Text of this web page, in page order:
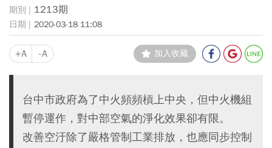
1213期
2020-03-18 11:08
+A -A 加入收藏
台中市政府為了中火頻頻槓上中央，但中火機組
暫停運作，對中部空氣的淨化效果卻有限。
改善空汙除了嚴格管制工業排放，也應同步控制